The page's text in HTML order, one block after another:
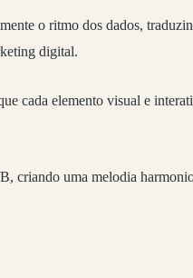
o ritmo dos dados,
digital.
cada elemento visual e
criando uma melodia